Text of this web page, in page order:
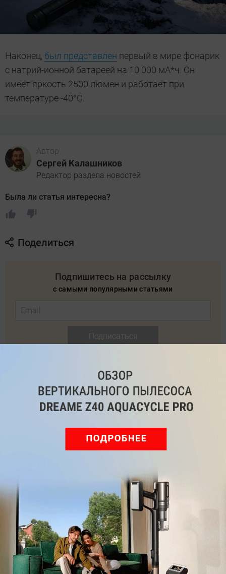
Наконец, был представлен первый в мире фонарик
с натрий-ионной батареей на 10 000 мА*ч. Он
имеет яркость 2500 люмен и работает при
температуре -40°C.
Автор
Сергей Калашников
Редактор раздела новостей
Была ли статья интересна?
Поделиться
Подпишитесь на рассылку
с самыми популярными статьями
Читайте нас в соц. сетях
Одноклассники
YouTube
Комментарии